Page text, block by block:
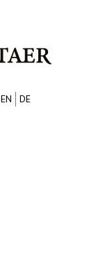
EN DE